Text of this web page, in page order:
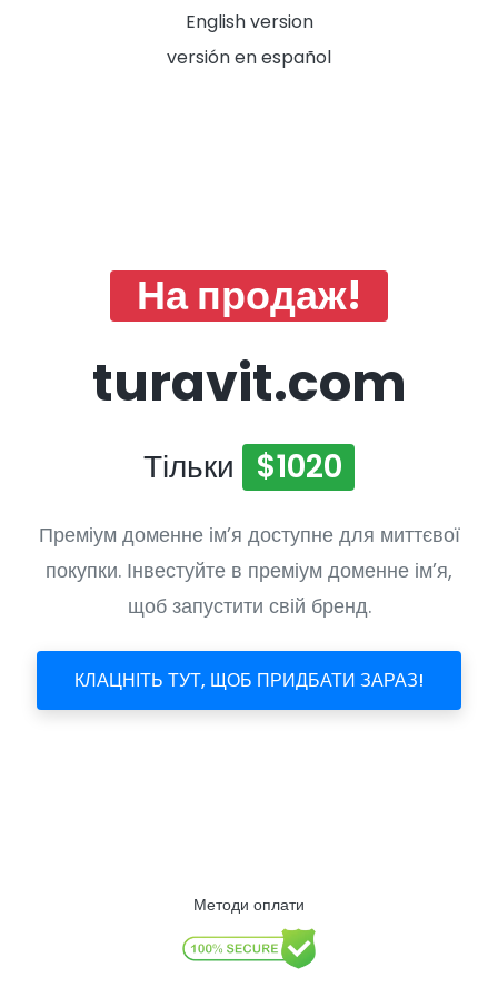
English version
versión en español
На продаж!
turavit.com
Тільки $1020
Преміум доменне ім’я доступне для миттєвої
покупки. Інвестуйте в преміум доменне ім’я,
щоб запустити свій бренд.
КЛАЦНІТЬ ТУТ, ЩОБ ПРИДБАТИ ЗАРАЗ!
Методи оплати